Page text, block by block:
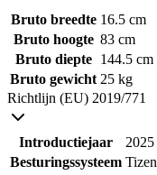
Bruto breedte 16.5 cm
Bruto hoogte 83 cm
Bruto diepte
144.5 cm
Bruto gewicht 25 kg
Richtlijn (EU) 2019/771
Introductiejaar
2025
Besturingssysteem Tizen